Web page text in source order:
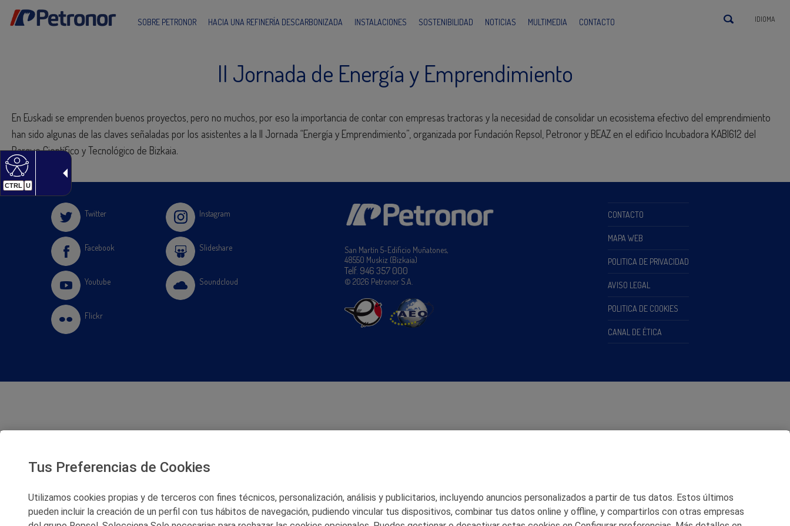
CTRL U
SOBRE PETRONOR HACIA UNA REFINERÍA DESCARBONIZADA INSTALACIONES SOSTENIBILIDAD NOTICIAS MULTIMEDIA CONTACTO IDIOMA
II Jornada de Energía y Emprendimiento
En Euskadi se emprenden buenos proyectos, pero no muchos, por eso la importancia de contar con empresas tractoras y la necesidad de consolidar un ecosistema efectivo del emprendimiento
han sido algunas de las claves señaladas por los asistentes a la II Jornada “Energía y Emprendimiento”, organizada por Fundación Repsol, Petronor y BEAZ en el edificio Incubadora KABI612 del
Parque Científico y Tecnológico de Bizkaia.
Twitter
Facebook
Youtube
Flickr
Instagram
Slideshare
Soundcloud
San Martín 5-Edificio Muñatones,
48550 Muskiz (Bizkaia)
Telf. 946 357 000
© 2026 Petronor S.A.
CONTACTO
MAPA WEB
POLITICA DE PRIVACIDAD
AVISO LEGAL
POLITICA DE COOKIES
CANAL DE ÉTICA
Tus Preferencias de Cookies
Utilizamos cookies propias y de terceros con fines técnicos, personalización, análisis y publicitarios, incluyendo anuncios personalizados a partir de tus datos. Estos últimos
pueden incluir la creación de un perfil con tus hábitos de navegación, pudiendo vincular tus dispositivos, combinar tus datos online y offline, y compartirlos con otras empresas